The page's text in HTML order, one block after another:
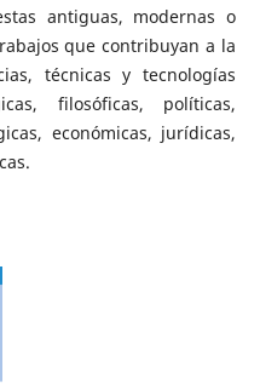
antiguas, modernas o
que contribuyan a la
técnicas y tecnologías
filosóficas, políticas,
económicas, jurídicas,